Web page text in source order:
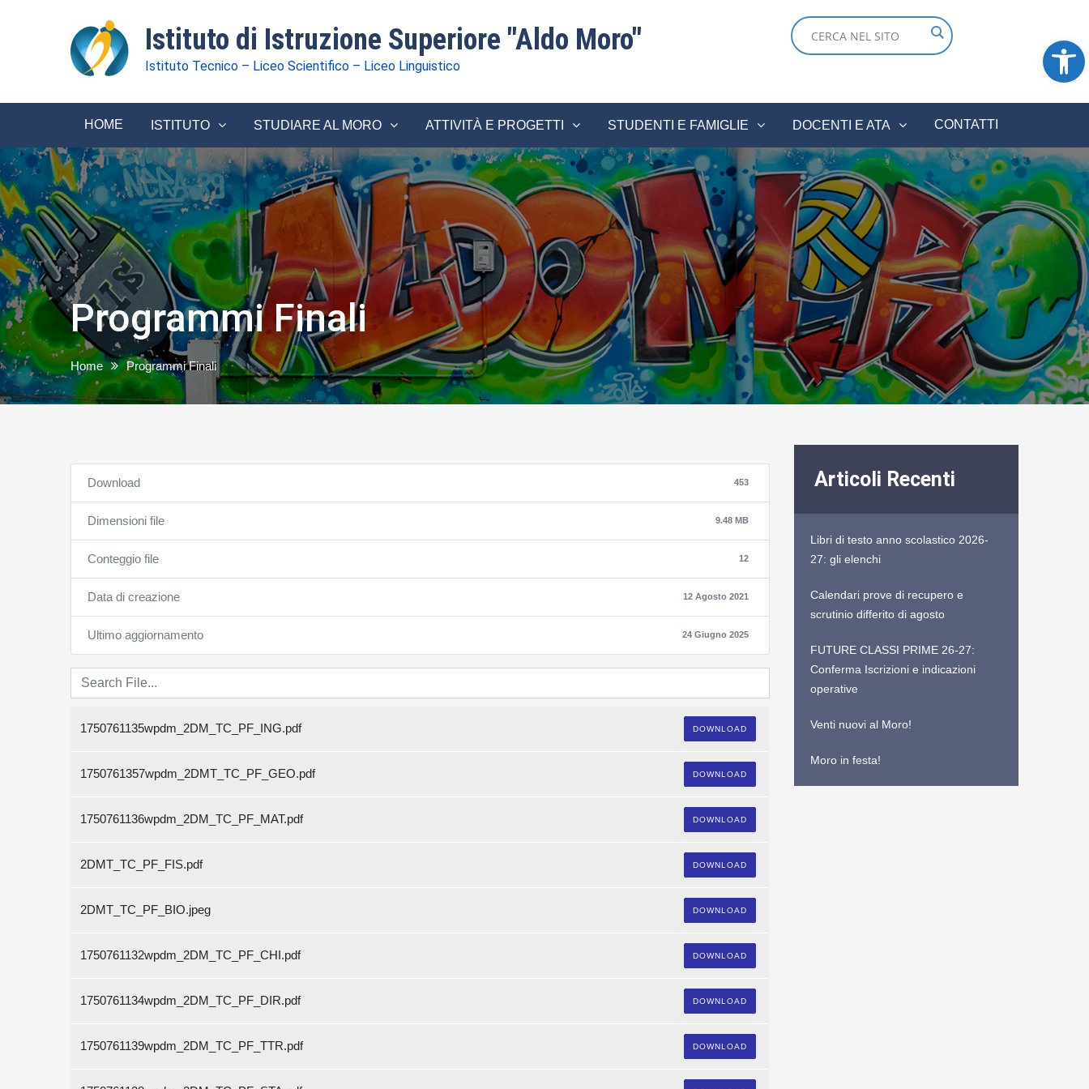
Istituto di Istruzione Superiore "Aldo Moro"
Istituto Tecnico – Liceo Scientifico – Liceo Linguistico
HOME ISTITUTO STUDIARE AL MORO ATTIVITÀ E PROGETTI STUDENTI E FAMIGLIE DOCENTI E ATA CONTATTI
Programmi Finali
Home Programmi Finali
Download 453
Dimensioni file 9.48 MB
Conteggio file 12
Data di creazione 12 Agosto 2021
Ultimo aggiornamento 24 Giugno 2025
1750761135wpdm_2DM_TC_PF_ING.pdf DOWNLOAD
1750761357wpdm_2DMT_TC_PF_GEO.pdf DOWNLOAD
1750761136wpdm_2DM_TC_PF_MAT.pdf DOWNLOAD
2DMT_TC_PF_FIS.pdf DOWNLOAD
2DMT_TC_PF_BIO.jpeg DOWNLOAD
1750761132wpdm_2DM_TC_PF_CHI.pdf DOWNLOAD
1750761134wpdm_2DM_TC_PF_DIR.pdf DOWNLOAD
1750761139wpdm_2DM_TC_PF_TTR.pdf DOWNLOAD
Articoli Recenti
Libri di testo anno scolastico 2026-
27: gli elenchi
Calendari prove di recupero e
scrutinio differito di agosto
FUTURE CLASSI PRIME 26-27:
Conferma Iscrizioni e indicazioni
operative
Venti nuovi al Moro!
Moro in festa!